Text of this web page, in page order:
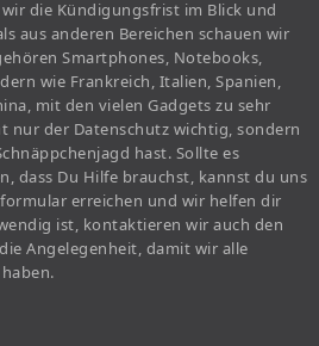
die Kündigungsfrist im Blick und
aus anderen Bereichen schauen wir
Smartphones, Notebooks,
wie Frankreich, Italien, Spanien,
mit den vielen Gadgets zu sehr
nur der Datenschutz wichtig, sondern
hast. Sollte es
dass Du Hilfe brauchst, kannst du uns
erreichen und wir helfen dir
ist, kontaktieren wir auch den
Angelegenheit, damit wir alle